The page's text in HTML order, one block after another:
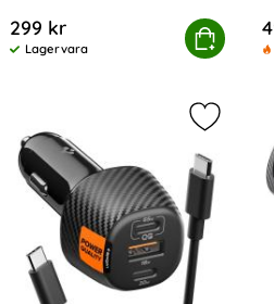
299 kr
Tillgänglighet:
Lagervara
Köp
Protect Hållare För
Markera